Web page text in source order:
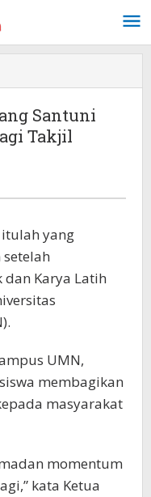
Santuni
Takjil
yang
Karya Latih
UMN,
membagikan
masyarakat
momentum
kata Ketua